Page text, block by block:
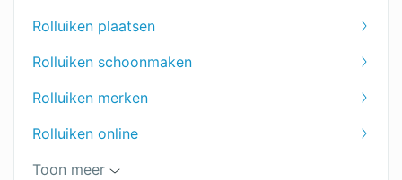
Rolluiken plaatsen
Rolluiken schoonmaken
Rolluiken merken
Rolluiken online
Slimme rolluiken
Toon meer